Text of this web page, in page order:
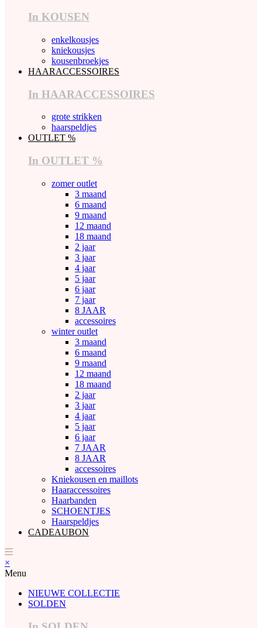
In KOUSEN
enkelkousjes
kniekousjes
kousenbroekjes
HAARACCESSOIRES
In HAARACCESSOIRES
grote strikken
haarspeldjes
OUTLET %
In OUTLET %
zomer outlet
3 maand
6 maand
9 maand
12 maand
18 maand
2 jaar
3 jaar
4 jaar
5 jaar
6 jaar
7 jaar
8 JAAR
accessoires
winter outlet
3 maand
6 maand
9 maand
12 maand
18 maand
2 jaar
3 jaar
4 jaar
5 jaar
6 jaar
7 JAAR
8 JAAR
accessoires
Kniekousen en maillots
Haaraccessoires
Haarbanden
SCHOENTJES
Haarspeldjes
CADEAUBON
×
Menu
NIEUWE COLLECTIE
SOLDEN